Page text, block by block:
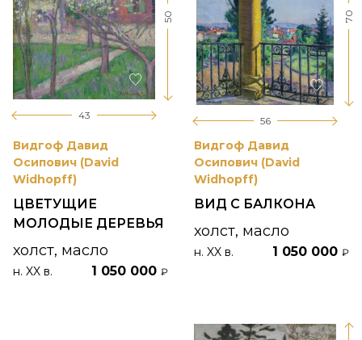
43
50
Видгоф Давид
Осипович (David
Widhopff)
ЦВЕТУЩИЕ
МОЛОДЫЕ ДЕРЕВЬЯ
холст, масло
н. XX в. 1 050 000 ₽
56
70
Видгоф Давид
Осипович (David
Widhopff)
ВИД С БАЛКОНА
холст, масло
н. XX в. 1 050 000 ₽